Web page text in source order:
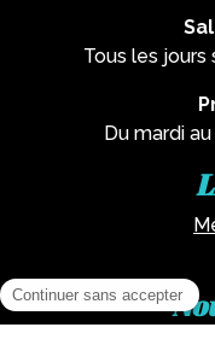
Tous les jours
Du mardi